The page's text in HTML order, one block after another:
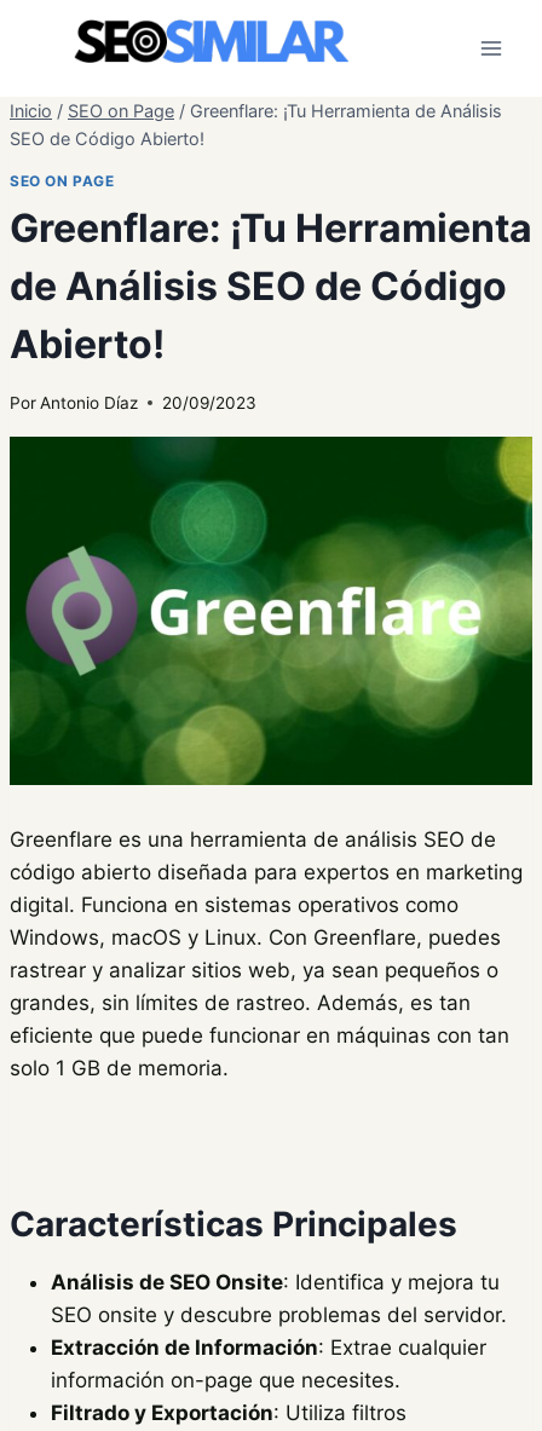
Inicio / SEO on Page / Greenflare: ¡Tu Herramienta de Análisis
SEO de Código Abierto!
SEO ON PAGE
Greenflare: ¡Tu Herramienta
de Análisis SEO de Código
Abierto!
PorAntonio Díaz 20/09/2023
Greenflare es una herramienta de análisis SEO de
código abierto diseñada para expertos en marketing
digital. Funciona en sistemas operativos como
Windows, macOS y Linux. Con Greenflare, puedes
rastrear y analizar sitios web, ya sean pequeños o
grandes, sin límites de rastreo. Además, es tan
eficiente que puede funcionar en máquinas con tan
solo 1 GB de memoria.
Características Principales
Análisis de SEO Onsite: Identifica y mejora tu
SEO onsite y descubre problemas del servidor.
Extracción de Información: Extrae cualquier
información on-page que necesites.
Filtrado y Exportación: Utiliza filtros